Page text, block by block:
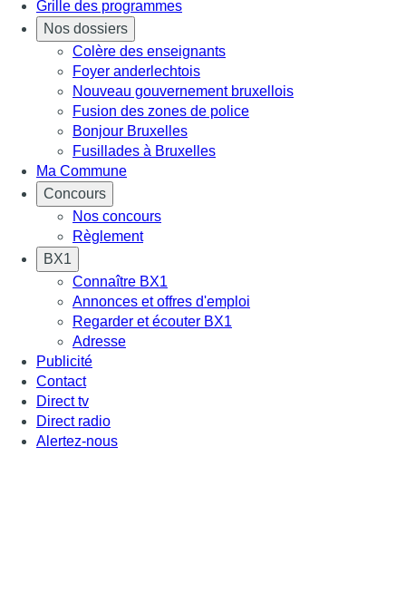
Grille des programmes
Nos dossiers
Colère des enseignants
Foyer anderlechtois
Nouveau gouvernement bruxellois
Fusion des zones de police
Bonjour Bruxelles
Fusillades à Bruxelles
Ma Commune
Concours
Nos concours
Règlement
BX1
Connaître BX1
Annonces et offres d'emploi
Regarder et écouter BX1
Adresse
Publicité
Contact
Direct tv
Direct radio
Alertez-nous